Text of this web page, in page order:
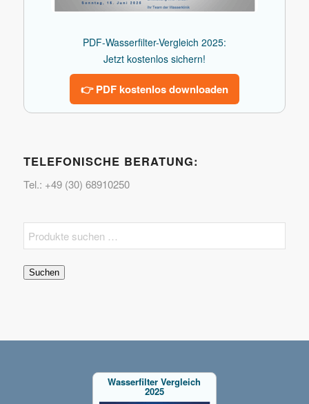
PDF-Wasserfilter-Vergleich 2025:
Jetzt kostenlos sichern!
👉 PDF kostenlos downloaden
TELEFONISCHE BERATUNG:
Tel.: +49 (30) 68910250
Suchen
Wasserfilter Vergleich
2025